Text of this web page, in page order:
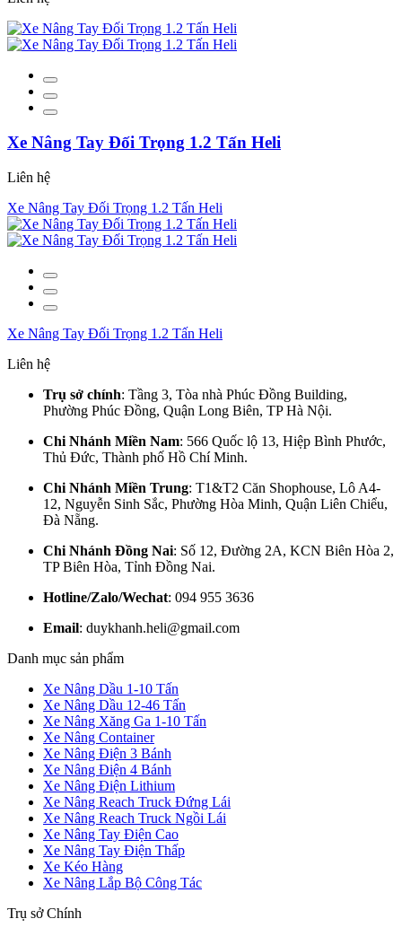
Xe Nâng Tay Đối Trọng 1.2 Tấn Heli
Liên hệ
Xe Nâng Tay Đối Trọng 1.2 Tấn Heli
Xe Nâng Tay Đối Trọng 1.2 Tấn Heli
Liên hệ
Trụ sở chính: Tầng 3, Tòa nhà Phúc Đồng Building,
Phường Phúc Đồng, Quận Long Biên, TP Hà Nội.
Chi Nhánh Miền Nam: 566 Quốc lộ 13, Hiệp Bình Phước,
Thủ Đức, Thành phố Hồ Chí Minh.
Chi Nhánh Miền Trung: T1&T2 Căn Shophouse, Lô A4-
12, Nguyễn Sinh Sắc, Phường Hòa Minh, Quận Liên Chiểu,
Đà Nẵng.
Chi Nhánh Đồng Nai: Số 12, Đường 2A, KCN Biên Hòa 2,
TP Biên Hòa, Tỉnh Đồng Nai.
Hotline/Zalo/Wechat: 094 955 3636
Email: duykhanh.heli@gmail.com
Danh mục sản phẩm
Xe Nâng Dầu 1-10 Tấn
Xe Nâng Dầu 12-46 Tấn
Xe Nâng Xăng Ga 1-10 Tấn
Xe Nâng Container
Xe Nâng Điện 3 Bánh
Xe Nâng Điện 4 Bánh
Xe Nâng Điện Lithium
Xe Nâng Reach Truck Đứng Lái
Xe Nâng Reach Truck Ngồi Lái
Xe Nâng Tay Điện Cao
Xe Nâng Tay Điện Thấp
Xe Kéo Hàng
Xe Nâng Lắp Bộ Công Tác
Trụ sở Chính